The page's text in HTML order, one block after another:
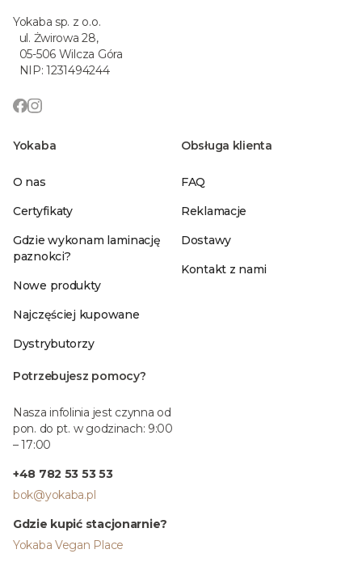
Yokaba sp. z o.o.
ul. Żwirowa 28,
05-506 Wilcza Góra
NIP: 1231494244
Yokaba
O nas
Certyfikaty
Gdzie wykonam laminację
paznokci?
Nowe produkty
Najczęściej kupowane
Dystrybutorzy
Obsługa klienta
FAQ
Reklamacje
Dostawy
Kontakt z nami
Potrzebujesz pomocy?
Nasza infolinia jest czynna od
pon. do pt. w godzinach: 9:00
– 17:00
+48 782 53 53 53
bok@yokaba.pl
Gdzie kupić stacjonarnie?
Yokaba Vegan Place